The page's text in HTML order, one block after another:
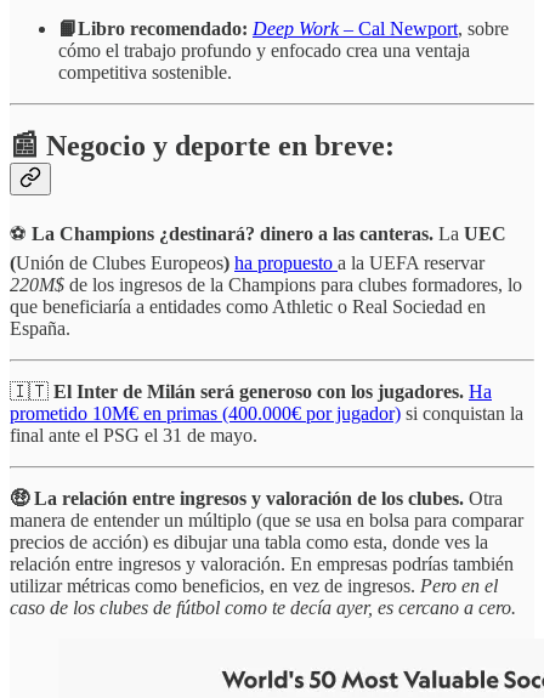
📙Libro recomendado: Deep Work– Cal Newport, sobre
cómo el trabajo profundo y enfocado crea una ventaja
competitiva sostenible.
📰 Negocio y deporte en breve:
⚽ La Champions ¿destinará? dinero a las canteras. La UEC
(Unión de Clubes Europeos) ha propuesto a la UEFA reservar
220M$ de los ingresos de la Champions para clubes formadores, lo
que beneficiaría a entidades como Athletic o Real Sociedad en
España.
🇮🇹 El Inter de Milán será generoso con los jugadores. Ha
prometido 10M€ en primas (400.000€ por jugador) si conquistan la
final ante el PSG el 31 de mayo.
🤑 La relación entre ingresos y valoración de los clubes. Otra
manera de entender un múltiplo (que se usa en bolsa para comparar
precios de acción) es dibujar una tabla como esta, donde ves la
relación entre ingresos y valoración. En empresas podrías también
utilizar métricas como beneficios, en vez de ingresos. Pero en el
caso de los clubes de fútbol como te decía ayer, es cercano a cero.